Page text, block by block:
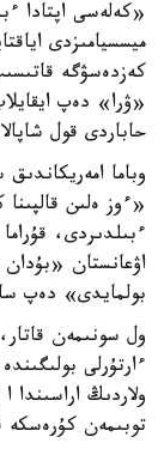
«كەلەسى اپتادا
ميسسيامىزدى
كەزدەسۋگە
«ۋرا» دەپ
حاباردى قول
وباما
«ءوز ەلىن
ءبىلدىردى،
اۋعانستان
بولمايدى» دەپ
ول سونىمەن
ءارتۇرلى
ولاردىڭ
توبىمەن كۇرەسكە